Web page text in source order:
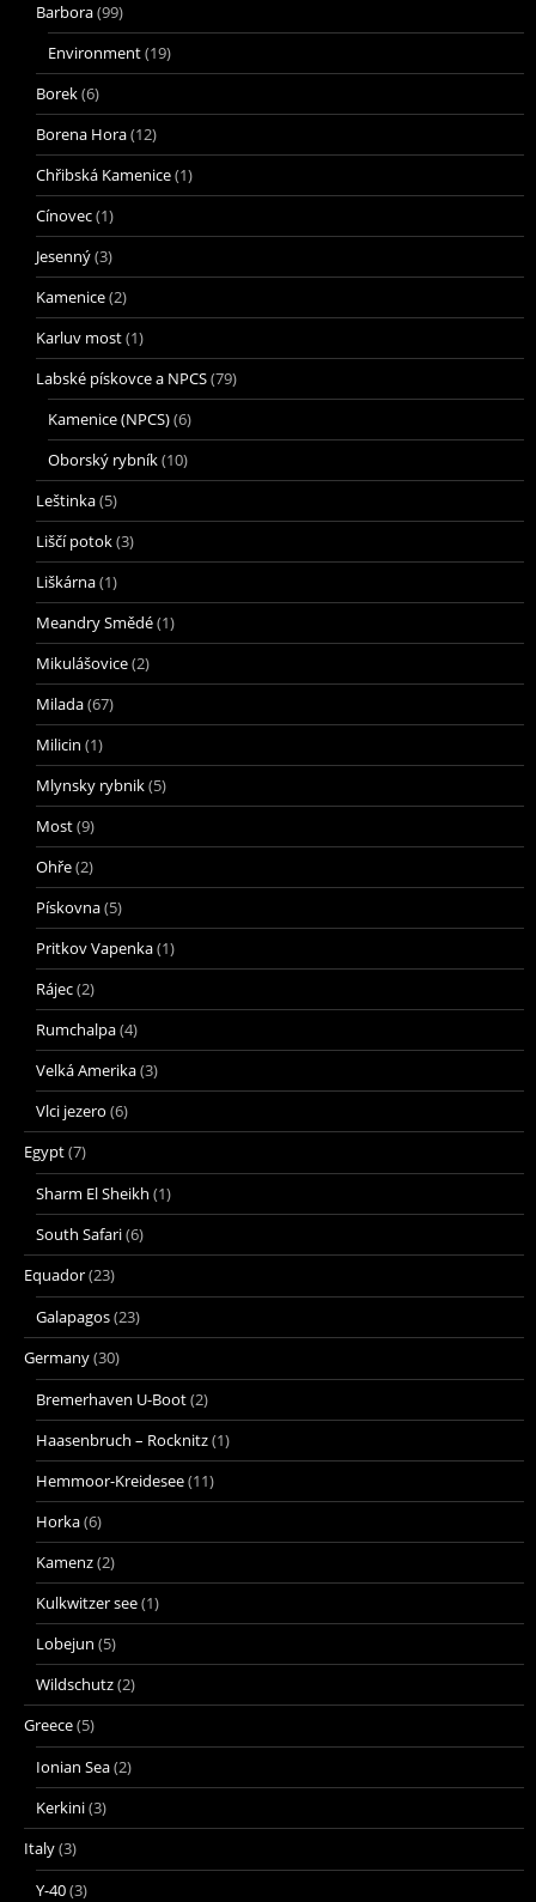
Barbora(99)
Environment(19)
Borek(6)
Borena Hora(12)
Chřibská Kamenice(1)
Cínovec(1)
Jesenný(3)
Kamenice(2)
Karluv most(1)
Labské pískovce a NPCS(79)
Kamenice (NPCS)(6)
Oborský rybník(10)
Leštinka(5)
Liščí potok(3)
Liškárna(1)
Meandry Smědé(1)
Mikulášovice(2)
Milada(67)
Milicin (1)
Mlynsky rybnik(5)
Most(9)
Ohře(2)
Pískovna(5)
Pritkov Vapenka(1)
Rájec(2)
Rumchalpa(4)
Velká Amerika(3)
Vlci jezero (6)
Egypt(7)
Sharm El Sheikh (1)
South Safari(6)
Equador(23)
Galapagos(23)
Germany(30)
Bremerhaven U-Boot(2)
Haasenbruch – Rocknitz(1)
Hemmoor-Kreidesee(11)
Horka(6)
Kamenz(2)
Kulkwitzer see(1)
Lobejun (5)
Wildschutz(2)
Greece(5)
Ionian Sea(2)
Kerkini(3)
Italy(3)
Y-40(3)